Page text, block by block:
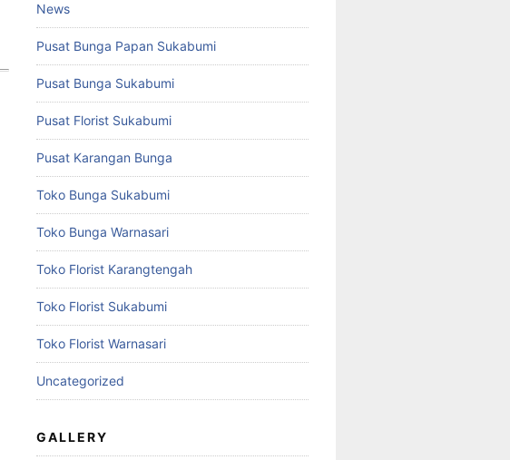
News
Pusat Bunga Papan Sukabumi
Pusat Bunga Sukabumi
Pusat Florist Sukabumi
Pusat Karangan Bunga
Toko Bunga Sukabumi
Toko Bunga Warnasari
Toko Florist Karangtengah
Toko Florist Sukabumi
Toko Florist Warnasari
Uncategorized
GALLERY